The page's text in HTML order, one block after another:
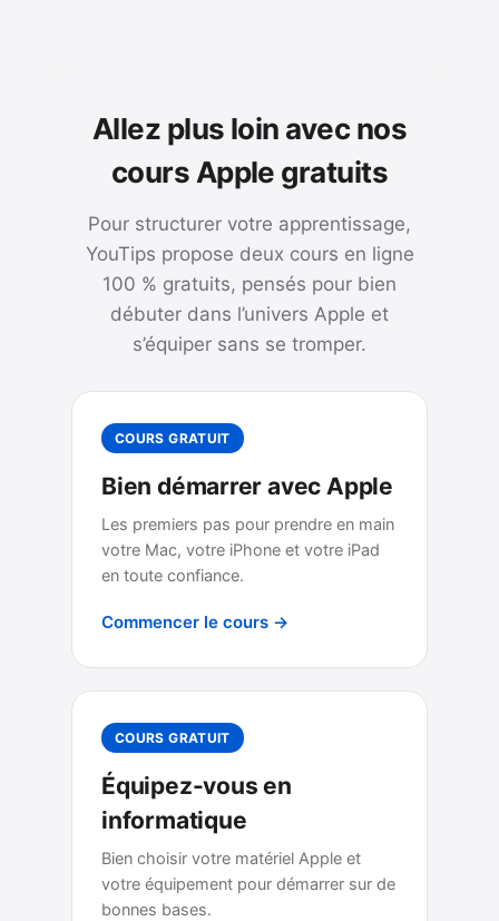
Allez plus loin avec nos
cours Apple gratuits
Pour structurer votre apprentissage,
YouTips propose deux cours en ligne
100 % gratuits, pensés pour bien
débuter dans l’univers Apple et
s’équiper sans se tromper.
COURS GRATUIT
Bien démarrer avec Apple
Les premiers pas pour prendre en main
votre Mac, votre iPhone et votre iPad
en toute confiance.
Commencer le cours →
COURS GRATUIT
Équipez-vous en
informatique
Bien choisir votre matériel Apple et
votre équipement pour démarrer sur de
bonnes bases.